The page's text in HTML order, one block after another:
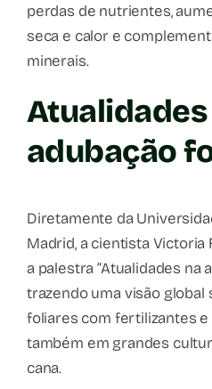
perdas de nutrientes,
seca e calor e
minerais.
adubação
Diretamente da
Madrid, a cientista
a palestra “Atualidades na
trazendo uma visão
foliares com fertilizantes
também em grandes
cana.